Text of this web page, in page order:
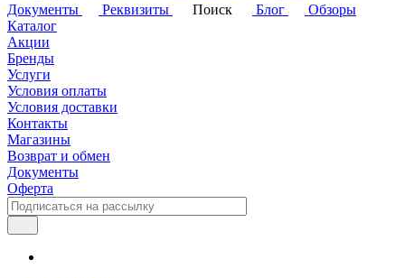
Документы
Реквизиты Поиск Блог
Обзоры
Каталог
Акции
Бренды
Услуги
Условия оплаты
Условия доставки
Контакты
Магазины
Возврат и обмен
Документы
Оферта